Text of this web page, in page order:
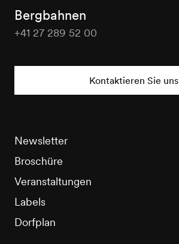
Bergbahnen
+41 27 289 52 00
Kontaktieren Sie uns
Newsletter
Broschüre
Veranstaltungen
Labels
Dorfplan